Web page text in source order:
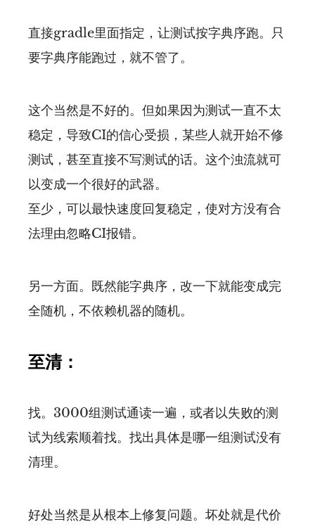
直接gradle里面指定，让测试按字典序跑。只
要字典序能跑过，就不管了。
这个当然是不好的。但如果因为测试一直不太
稳定，导致CI的信心受损，某些人就开始不修
测试，甚至直接不写测试的话。这个浊流就可
以变成一个很好的武器。
至少，可以最快速度回复稳定，使对方没有合
法理由忽略CI报错。
另一方面。既然能字典序，改一下就能变成完
全随机，不依赖机器的随机。
至清：
找。3000组测试通读一遍，或者以失败的测
试为线索顺着找。找出具体是哪一组测试没有
清理。
好处当然是从根本上修复问题。坏处就是代价